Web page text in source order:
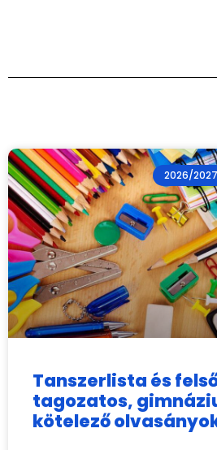
2026/
Tanszerlista és
tagozatos,
kötelező